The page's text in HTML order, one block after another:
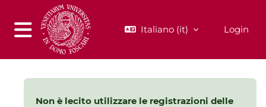
Vai al contenuto principale
Pannello laterale
Italiano ‎(it)‎ Login
Non è lecito utilizzare le registrazioni delle